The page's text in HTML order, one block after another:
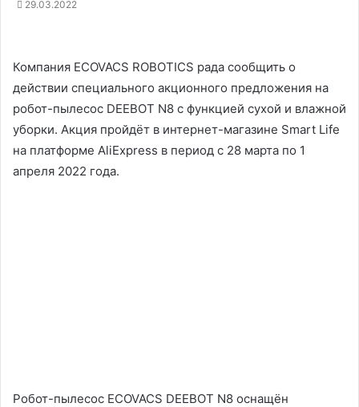
29.03.2022
Компания ECOVACS ROBOTICS рада сообщить о
действии специального акционного предложения на
робот-пылесос DEEBOT N8 с функцией сухой и влажной
уборки. Акция пройдёт в интернет-магазине Smart Life
на платформе AliExpress в период с 28 марта по 1
апреля 2022 года.
Робот-пылесос ECOVACS DEEBOT N8 оснащён